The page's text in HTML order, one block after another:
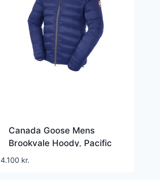
Canada Goose Mens
Brookvale Hoody, Pacific
Blue
4.100 kr.